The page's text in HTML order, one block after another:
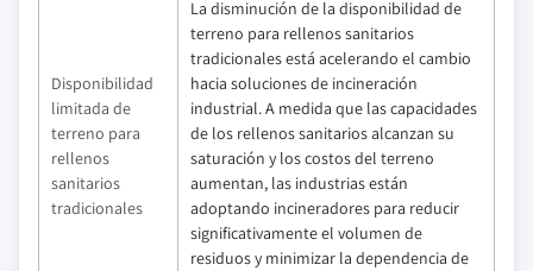
Disponibilidad
limitada de
terreno para
rellenos
sanitarios
tradicionales
La disminución de la disponibilidad de
terreno para rellenos sanitarios
tradicionales está acelerando el cambio
hacia soluciones de incineración
industrial. A medida que las capacidades
de los rellenos sanitarios alcanzan su
saturación y los costos del terreno
aumentan, las industrias están
adoptando incineradores para reducir
significativamente el volumen de
residuos y minimizar la dependencia de